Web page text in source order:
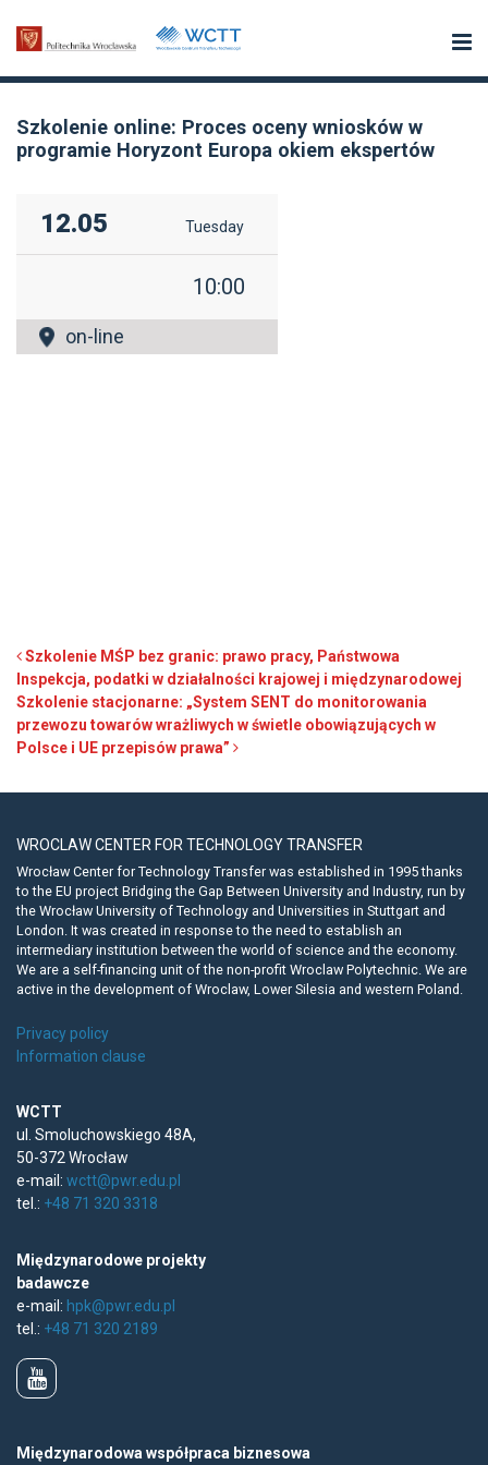
Szkolenie online: Proces oceny wniosków w
programie Horyzont Europa okiem ekspertów
12.05 Tuesday
10:00
on-line
Post navigation
Szkolenie MŚP bez granic: prawo pracy, Państwowa
Inspekcja, podatki w działalności krajowej i międzynarodowej
Szkolenie stacjonarne: „System SENT do monitorowania
przewozu towarów wrażliwych w świetle obowiązujących w
Polsce i UE przepisów prawa”
WROCLAW CENTER FOR TECHNOLOGY TRANSFER
Wrocław Center for Technology Transfer was established in 1995 thanks
to the EU project Bridging the Gap Between University and Industry, run by
the Wrocław University of Technology and Universities in Stuttgart and
London. It was created in response to the need to establish an
intermediary institution between the world of science and the economy.
We are a self-financing unit of the non-profit Wroclaw Polytechnic. We are
active in the development of Wroclaw, Lower Silesia and western Poland.
Privacy policy
Information clause
WCTT
ul. Smoluchowskiego 48A,
50-372 Wrocław
e-mail: wctt@pwr.edu.pl
tel.: +48 71 320 3318
Międzynarodowe projekty
badawcze
e-mail: hpk@pwr.edu.pl
tel.: +48 71 320 2189
Międzynarodowa współpraca biznesowa